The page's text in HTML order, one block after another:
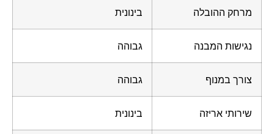
מרחק ההובלה בינונית
נגישות המבנה גבוהה
צורך במנוף גבוהה
שירותי אריזה בינונית